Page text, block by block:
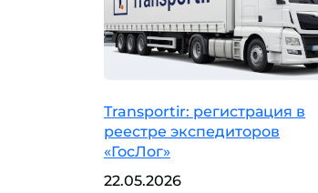
Transportir: регистрация в
реестре экспедиторов
«ГосЛог»
22.05.2026